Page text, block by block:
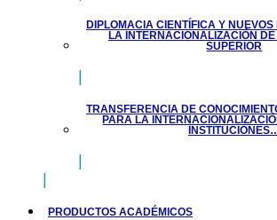
DIPLOMACIA CIENTÍFICA Y
LA INTERNACIONALIZACIÓN
SUPERIOR
TRANSFERENCIA DE
PARA LA
PRODUCTOS ACADÉMICOS